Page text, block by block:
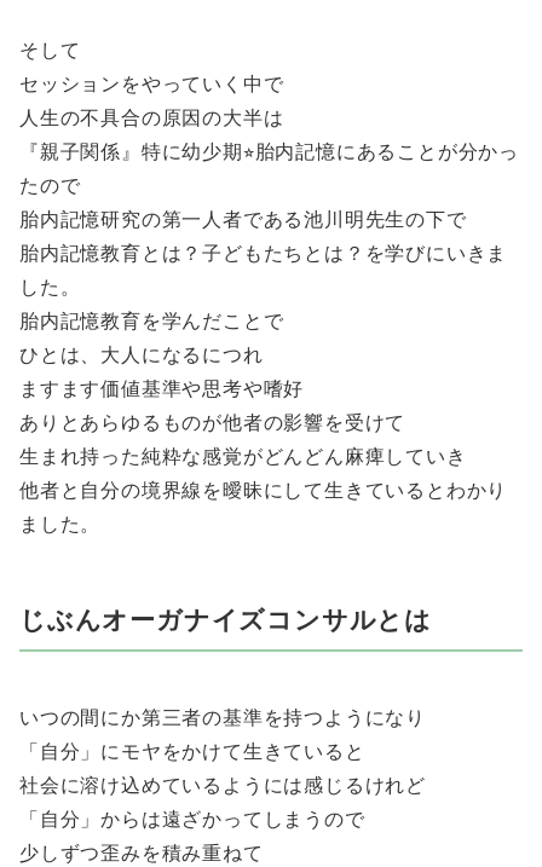
そして
セッションをやっていく中で
人生の不具合の原因の大半は
『親子関係』特に幼少期⭐︎胎内記憶にあることが分かっ
たので
胎内記憶研究の第一人者である池川明先生の下で
胎内記憶教育とは？子どもたちとは？を学びにいきま
した。
胎内記憶教育を学んだことで
ひとは、大人になるにつれ
ますます価値基準や思考や嗜好
ありとあらゆるものが他者の影響を受けて
生まれ持った純粋な感覚がどんどん麻痺していき
他者と自分の境界線を曖昧にして生きているとわかり
ました。
じぶんオーガナイズコンサルとは
いつの間にか第三者の基準を持つようになり
「自分」にモヤをかけて生きていると
社会に溶け込めているようには感じるけれど
「自分」からは遠ざかってしまうので
少しずつ歪みを積み重ねて